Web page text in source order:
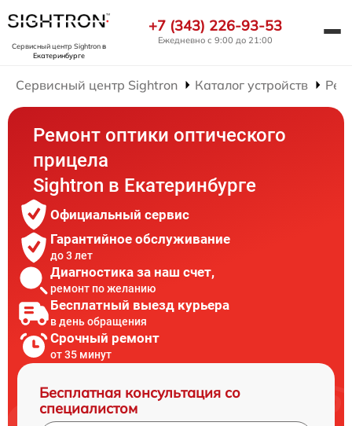
Сервисный центр Sightronв
Екатеринбурге
+7 (343) 226-93-53
Ежедневно с 9:00 до 21:00
Сервисный центр Sightron Каталог устройств
Ремонт оптики оптического
прицела
Sightron в Екатеринбурге
Официальный сервис
Гарантийное обслуживание
до 3 лет
Диагностика за наш счет,
ремонт по желанию
Бесплатный выезд курьера
в день обращения
Срочный ремонт
от 35 минут
Бесплатная консультация со
специалистом